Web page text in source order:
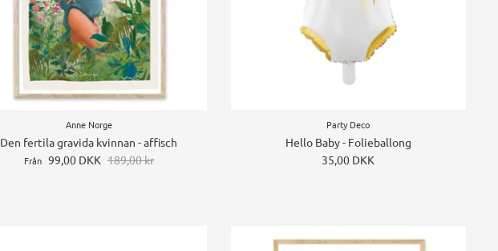
Anne Norge
Den fertila gravida kvinnan - affisch
Från 99,00 DKK 189,00 kr
Party Deco
Hello Baby - Folieballong
35,00 DKK